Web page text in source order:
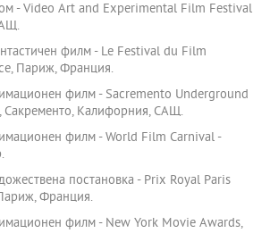
- Video Art and Experimental Film Festival
филм - Le Festival du Film
Париж, Франция.
филм - Sacremento Underground
Калифорния, САЩ.
филм - World Film Carnival -
постановка - Prix Royal Paris
Франция.
филм - New York Movie Awards,